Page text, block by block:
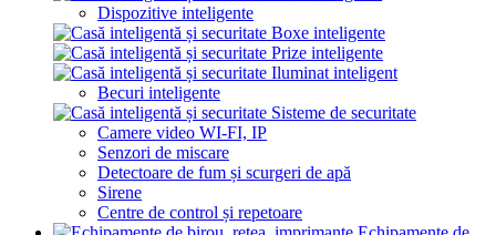
Dispozitive inteligente
Boxe inteligente
Prize inteligente
Iluminat inteligent
Becuri inteligente
Sisteme de securitate
Camere video WI-FI, IP
Senzori de miscare
Detectoare de fum și scurgeri de apă
Sirene
Centre de control și repetoare